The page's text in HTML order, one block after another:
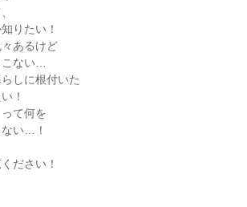
りたい！
々あるけど
ない…
しに根付いた
！
て何を
い…！
ださい！